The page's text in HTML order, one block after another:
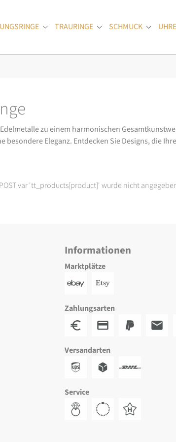
Submenu for "Verlobungsringe"
TRAURINGE Submenu for
SCHMUCK
zu einem harmonischen
besondere Eleganz. Entdecken Sie Designs, die
var 'tt_products[product]' wurde nicht
Informationen
Marktplätze
Zahlungsarten
Versandarten
Service